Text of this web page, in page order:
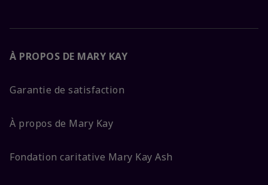
À PROPOS DE MARY KAY
Garantie de satisfaction
À propos de Mary Kay
Fondation caritative Mary Kay Ash